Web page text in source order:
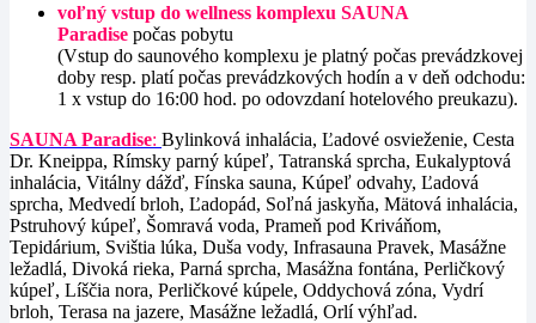
voľný vstup do wellness komplexu SAUNA
Paradise počas pobytu
(Vstup do saunového komplexu je platný počas prevádzkovej
doby resp. platí počas prevádzkových hodín a v deň odchodu:
1 x vstup do 16:00 hod. po odovzdaní hotelového preukazu).
SAUNA Paradise: Bylinková inhalácia, Ľadové osvieženie, Cesta
Dr. Kneippa, Rímsky parný kúpeľ, Tatranská sprcha, Eukalyptová
inhalácia, Vitálny dážď, Fínska sauna, Kúpeľ odvahy, Ľadová
sprcha, Medvedí brloh, Ľadopád, Soľná jaskyňa, Mätová inhalácia,
Pstruhový kúpeľ, Šomravá voda, Prameň pod Kriváňom,
Tepidárium, Svištia lúka, Duša vody, Infrasauna Pravek, Masážne
ležadlá, Divoká rieka, Parná sprcha, Masážna fontána, Perličkový
kúpeľ, Líščia nora, Perličkové kúpele, Oddychová zóna, Vydrí
brloh, Terasa na jazere, Masážne ležadlá, Orlí výhľad.